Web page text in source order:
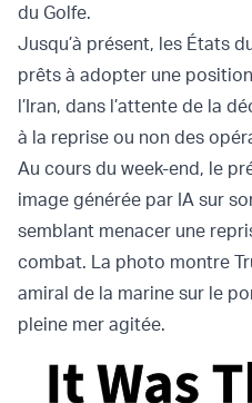
du Golfe.
Jusqu’à présent, les États
prêts à adopter une
l’Iran, dans l’attente de la
à la reprise ou non des
Au cours du week-end, le
image générée par IA sur
semblant menacer une
combat. La photo montre
amiral de la marine sur le
pleine mer agitée.